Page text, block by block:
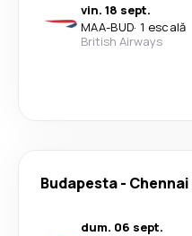
vin. 18 sept.
MAA-BUD· 1 escală
British Airways
Budapesta- Chennai
dum. 06 sept.